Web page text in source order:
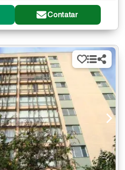
Contatar